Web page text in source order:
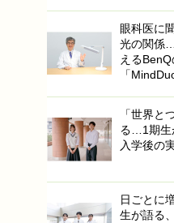
眼科医に
光の関係
える
「
「世界と
る…1期生
入学後の
日ごとに
生が語る